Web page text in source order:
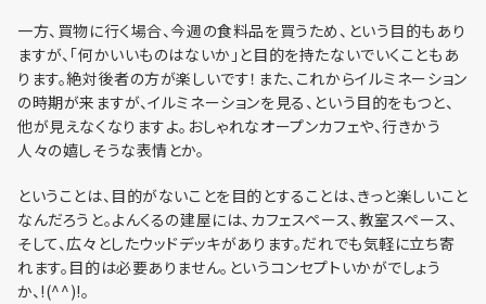
利用規約
利用までの流れ
一方、買物に行く場合、今週の食料品を買うため、という目的もあり
ますが、「何かいいものはないか」と目的を持たないでいくこともあ
ります。絶対後者の方が楽しいです！また、これからイルミネーション
の時期が来ますが、イルミネーションを見る、という目的をもつと、
他が見えなくなりますよ。おしゃれなオープンカフェや、行きかう
人々の嬉しそうな表情とか。
ということは、目的がないことを目的とすることは、きっと楽しいこと
なんだろうと。よんくるの建屋には、カフェスペース、教室スペース、
そして、広々としたウッドデッキがあります。だれでも気軽に立ち寄
れます。目的は必要ありません。というコンセプトいかがでしょう
か、!(^^)!。